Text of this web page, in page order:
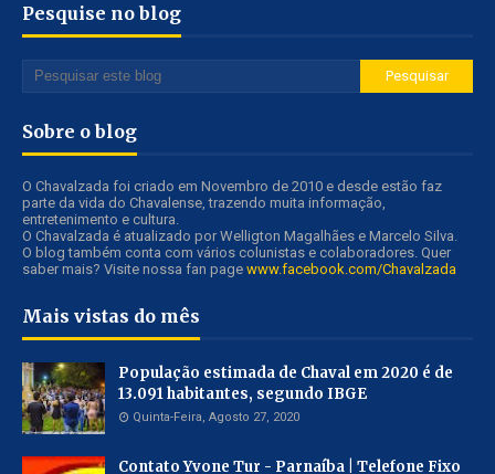
Pesquise no blog
Sobre o blog
O Chavalzada foi criado em Novembro de 2010 e desde estão faz
parte da vida do Chavalense, trazendo muita informação,
entretenimento e cultura.
O Chavalzada é atualizado por Welligton Magalhães e Marcelo Silva.
O blog também conta com vários colunistas e colaboradores. Quer
saber mais? Visite nossa fan page www.facebook.com/Chavalzada
Mais vistas do mês
População estimada de Chaval em 2020 é de
13.091 habitantes, segundo IBGE
Quinta-Feira, Agosto 27, 2020
Contato Yvone Tur - Parnaíba | Telefone Fixo